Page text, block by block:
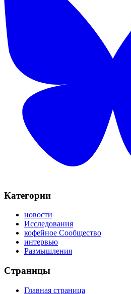
Категории
новости
Исследования
кофейное Сообщество
интервью
Размышления
Страницы
Главная страница